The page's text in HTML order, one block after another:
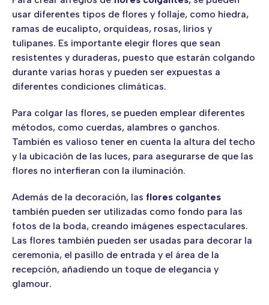
usar diferentes tipos de flores y follaje, como hiedra,
ramas de eucalipto, orquídeas, rosas, lirios y
tulipanes. Es importante elegir flores que sean
resistentes y duraderas, puesto que estarán colgando
durante varias horas y pueden ser expuestas a
diferentes condiciones climáticas.
Para colgar las flores, se pueden emplear diferentes
métodos, como cuerdas, alambres o ganchos.
También es valioso tener en cuenta la altura del techo
y la ubicación de las luces, para asegurarse de que las
flores no interfieran con la iluminación.
Además de la decoración, las flores colgantes
también pueden ser utilizadas como fondo para las
fotos de la boda, creando imágenes espectaculares.
Las flores también pueden ser usadas para decorar la
ceremonia, el pasillo de entrada y el área de la
recepción, añadiendo un toque de elegancia y
glamour.